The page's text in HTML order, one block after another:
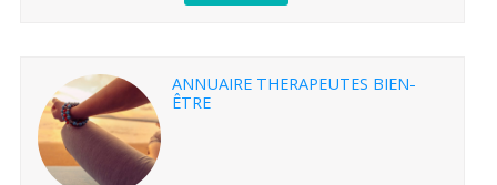
ANNUAIRE THERAPEUTES BIEN-
ÊTRE